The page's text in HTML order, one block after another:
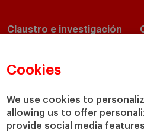
Cookies
We use cookies to
allowing us to offer
provide social media
Claustro e investigación
Departamentos académicos
Cátedras
IESE Insight
IESE Publishing